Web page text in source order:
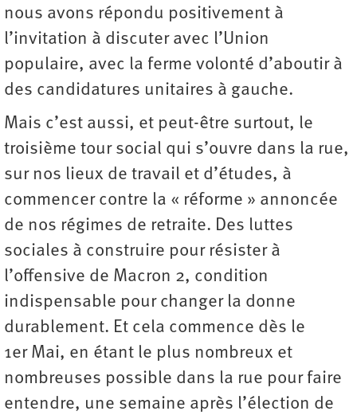
nous avons répondu positivement à
l’invitation à discuter avec l’Union
populaire, avec la ferme volonté d’aboutir à
des candidatures unitaires à gauche.
Mais c’est aussi, et peut-être surtout, le
troisième tour social qui s’ouvre dans la rue,
sur nos lieux de travail et d’études, à
commencer contre la « réforme » annoncée
de nos régimes de retraite. Des luttes
sociales à construire pour résister à
l’offensive de Macron 2, condition
indispensable pour changer la donne
durablement. Et cela commence dès le
1er Mai, en étant le plus nombreux et
nombreuses possible dans la rue pour faire
entendre, une semaine après l’élection de